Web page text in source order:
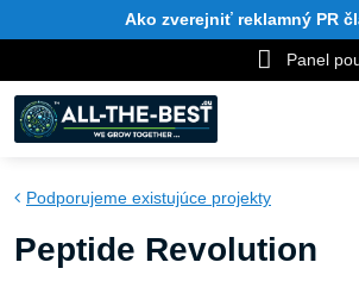
Ako zverejniť reklamný PR
Panel
Podporujeme existujúce projekty
Peptide Revolution